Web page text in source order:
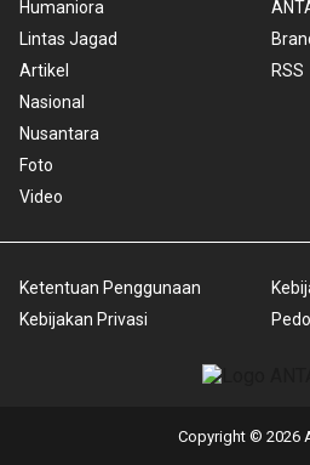
Humaniora
Lintas Jagad
Artikel
Nasional
Nusantara
Foto
Video
RSS
Ketentuan Penggunaan
Kebijakan Privasi
Copyright © 2026